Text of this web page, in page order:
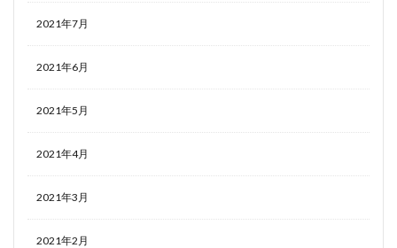
2021年7月
2021年6月
2021年5月
2021年4月
2021年3月
2021年2月